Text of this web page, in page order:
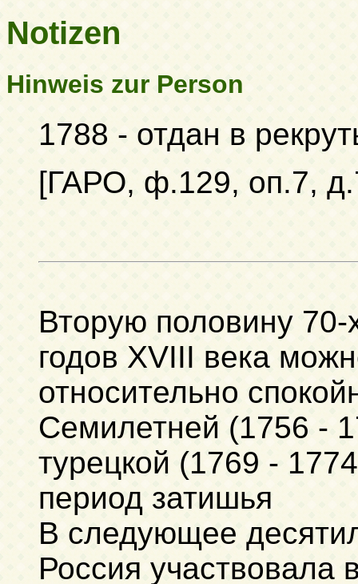
Notizen
Hinweis zur Person
1788 - отдан в
[ГАРО, ф.129, оп.7,
Вторую половину
годов XVIII века
относительно
Семилетней (1756 -
турецкой (1769 -
период затишья
В следующее
Россия участвовала